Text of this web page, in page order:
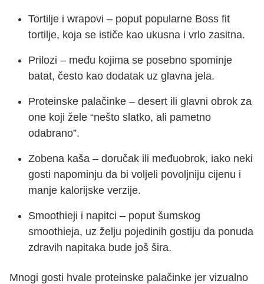
Tortilje i wrapovi – poput popularne Boss fit
tortilje, koja se ističe kao ukusna i vrlo zasitna.
Prilozi – među kojima se posebno spominje
batat, često kao dodatak uz glavna jela.
Proteinske palačinke – desert ili glavni obrok za
one koji žele “nešto slatko, ali pametno
odabrano”.
Zobena kaša – doručak ili međuobrok, iako neki
gosti napominju da bi voljeli povoljniju cijenu i
manje kalorijske verzije.
Smoothieji i napitci – poput šumskog
smoothieja, uz želju pojedinih gostiju da ponuda
zdravih napitaka bude još šira.
Mnogi gosti hvale proteinske palačinke jer vizualno